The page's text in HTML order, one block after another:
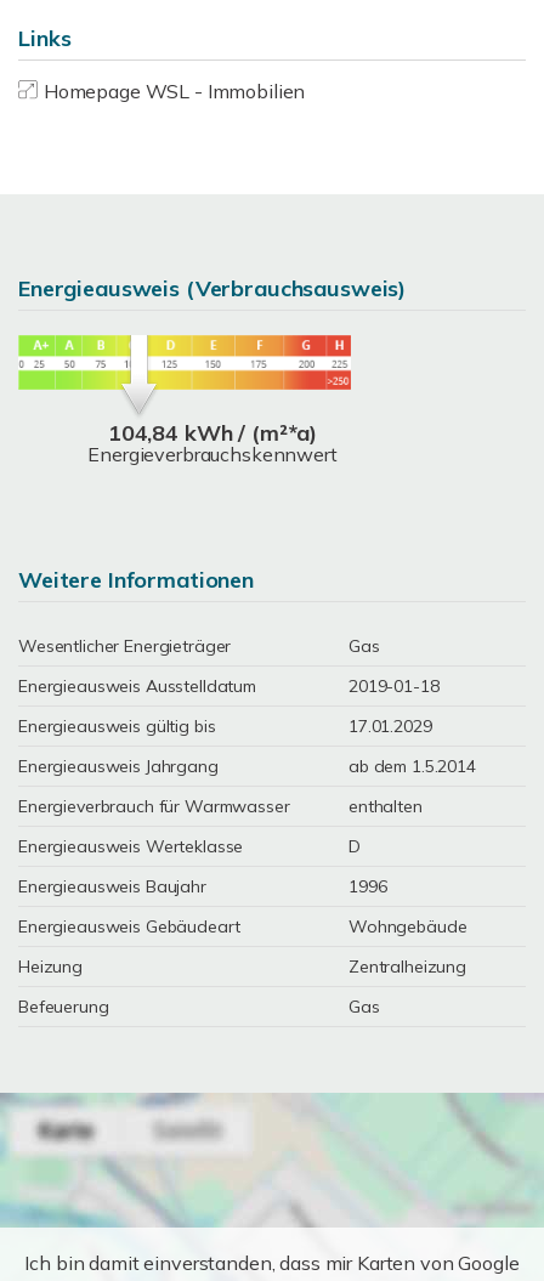
Links
Homepage WSL - Immobilien
Energieausweis (Verbrauchsausweis)
104,84 kWh / (m²*a)
Energieverbrauchskennwert
Weitere Informationen
Wesentlicher Energieträger
Gas
Energieausweis Ausstelldatum
2019-01-18
Energieausweis gültig bis
17.01.2029
Energieausweis Jahrgang
ab dem 1.5.2014
Energieverbrauch für Warmwasser
enthalten
Energieausweis Werteklasse
D
Energieausweis Baujahr
1996
Energieausweis Gebäudeart
Wohngebäude
Heizung
Zentralheizung
Befeuerung
Gas
Ich bin damit einverstanden, dass mir Karten von Google